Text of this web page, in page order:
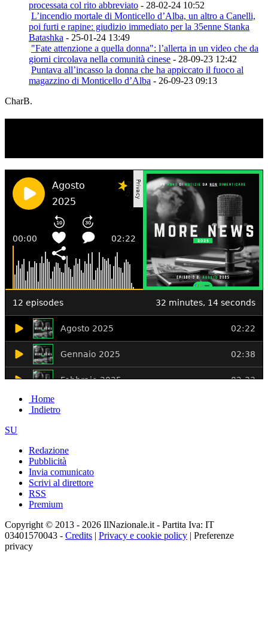
processata col rito abbreviato - 28-02-24 10:52
L’incendio mortale di Monticello d’Alba, un altro a Canelli,
poi furti e rapine: giudizio immediato per la 35enne Stanka
Batashka - 25-01-24 13:49
"Fate attenzione a quella donna": l’allerta in un video che da
giorni circolava nella comunità cinese - 28-09-23 12:42
Puntava all’incasso la donna che ha appiccato il fuoco al
magazzino di Monticello d’Alba - 26-09-23 09:13
CharB.
Home
Indietro
SU
Redazione
Pubblicità
Invia comunicato
Scrivi al direttore
RSS
Premium
Copyright © 2013 - 2026 IlNazionale.it - Partita Iva: IT
03401570043 - Credits | Privacy e cookie policy | Preferenze
privacy